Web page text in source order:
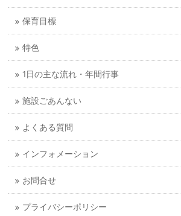
保育目標
特色
1日の主な流れ・年間行事
施設ごあんない
よくある質問
インフォメーション
お問合せ
プライバシーポリシー